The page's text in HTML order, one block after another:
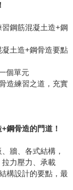
鋼筋混凝土造+鋼
土造+鋼骨造要點
個單元
造練習之道，充實
鋼骨造的門道！
牆、各式結構，
力壓力、承載
構設計的要點，最